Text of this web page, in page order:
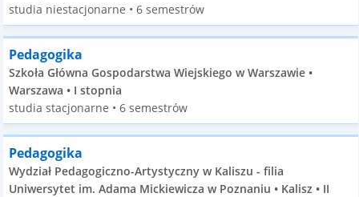
studia niestacjonarne • 6 semestrów
Pedagogika
Szkoła Główna Gospodarstwa Wiejskiego w Warszawie •
Warszawa • I stopnia
studia stacjonarne • 6 semestrów
Pedagogika
Wydział Pedagogiczno-Artystyczny w Kaliszu - filia
Uniwersytet im. Adama Mickiewicza w Poznaniu • Kalisz • II